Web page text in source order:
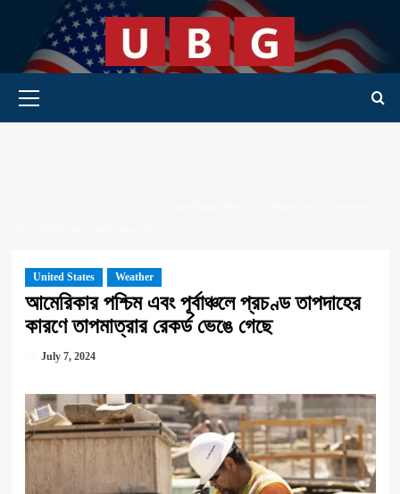
content
Primary Menu
United States Weather
আমেরিকার পশ্চিম এবং পূর্বাঞ্চলে প্রচণ্ড তাপদাহের
কারণে তাপমাত্রার রেকর্ড ভেঙে গেছে
July 7, 2024